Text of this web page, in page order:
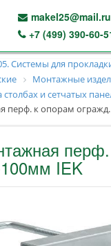
makel25@mail.ru
+7 (499) 390-60-
Системы для
Монтажные
и сетчатых
перф. к опорам
IEK